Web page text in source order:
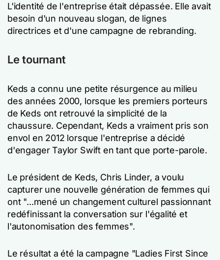
L'identité de l'entreprise était dépassée. Elle avait
besoin d'un nouveau slogan, de lignes
directrices et d'une campagne de rebranding.
Le tournant
Keds a connu une petite résurgence au milieu
des années 2000, lorsque les premiers porteurs
de Keds ont retrouvé la simplicité de la
chaussure. Cependant, Keds a vraiment pris son
envol en 2012 lorsque l'entreprise a décidé
d'engager Taylor Swift en tant que porte-parole.
Le président de Keds, Chris Linder, a voulu
capturer une nouvelle génération de femmes qui
ont "...mené un changement culturel passionnant
redéfinissant la conversation sur l'égalité et
l'autonomisation des femmes".
Le résultat a été la campagne "Ladies First Since